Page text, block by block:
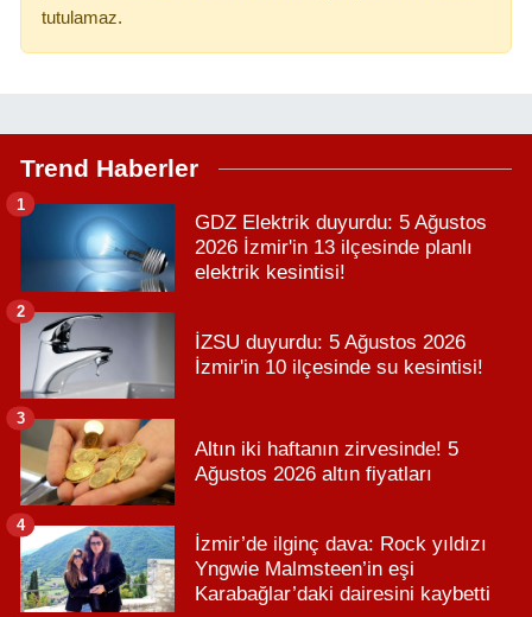
tutulamaz.
Trend Haberler
GDZ Elektrik duyurdu: 5 Ağustos
2026 İzmir'in 13 ilçesinde planlı
elektrik kesintisi!
1
İZSU duyurdu: 5 Ağustos 2026
İzmir'in 10 ilçesinde su kesintisi!
2
Altın iki haftanın zirvesinde! 5
Ağustos 2026 altın fiyatları
3
İzmir’de ilginç dava: Rock yıldızı
Yngwie Malmsteen’in eşi
Karabağlar’daki dairesini kaybetti
4